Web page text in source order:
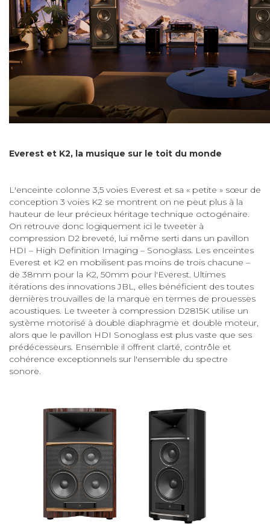
Everest et K2, la musique sur le toit du monde
L'enceinte colonne 3,5 voies Everest et sa « petite » sœur de
conception 3 voies K2 se montrent on ne peut plus à la
hauteur de leur précieux héritage technique octogénaire.
On retrouve donc logiquement ici le tweeter à
compression D2 breveté, lui même serti dans un pavillon
HDI – High Definition Imaging – Sonoglass. Les enceintes
Everest et K2 en mobilisent pas moins de trois chacune –
de 38mm pour la K2, 50mm pour l'Everest. Ultimes
itérations des innovations JBL, elles bénéficient des toutes
dernières trouvailles de la marque en termes de prouesses
acoustiques. Le tweeter à compression D2815K utilise un
système motorisé à double diaphragme et double moteur,
alors que le pavillon HDI Sonoglass est plus vaste que ses
prédécesseurs. Ensemble il offrent clarté, contrôle et
cohérence exceptionnels sur l'ensemble du spectre
sonore.